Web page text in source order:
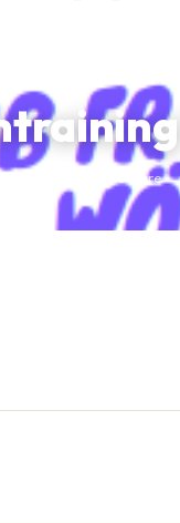
Keine Kommentare